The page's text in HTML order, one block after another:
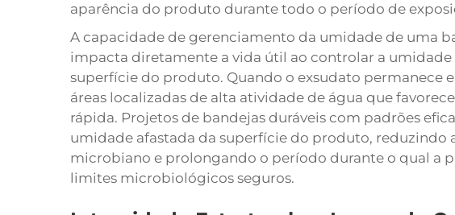
aparência do produto durante todo o período de
A capacidade de gerenciamento da umidade de uma
impacta diretamente a vida útil ao controlar a
superfície do produto. Quando o exsudato permanece
áreas localizadas de alta atividade de água que
rápida. Projetos de bandejas duráveis com padrões
umidade afastada da superfície do produto, reduzindo
microbiano e prolongando o período durante o qual a
limites microbiológicos seguros.